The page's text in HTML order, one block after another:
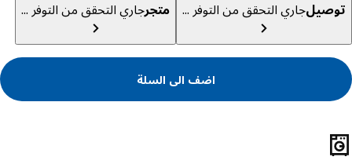
جاري التحقق من التوفر ... متجرجاري التحقق من التوفر ...
اضف الى السلة
المنتج